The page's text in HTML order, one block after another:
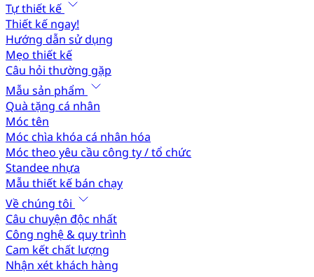
Tự thiết kế
Thiết kế ngay!
Hướng dẫn sử dụng
Mẹo thiết kế
Câu hỏi thường gặp
Mẫu sản phẩm
Quà tặng cá nhân
Móc tên
Móc chìa khóa cá nhân hóa
Móc theo yêu cầu công ty / tổ chức
Standee nhựa
Mẫu thiết kế bán chạy
Về chúng tôi
Câu chuyện độc nhất
Công nghệ & quy trình
Cam kết chất lượng
Nhận xét khách hàng